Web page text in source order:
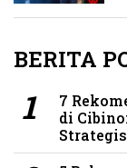
BERITA
7
di